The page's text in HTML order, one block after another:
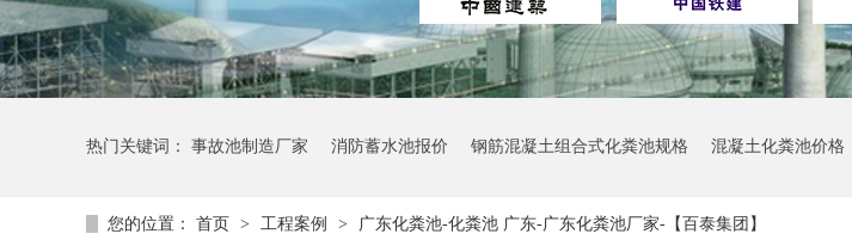
热门关键词： 事故池制造厂家 消防蓄水池报价 钢筋混凝土组合式化粪池规格 混凝土化粪池价格
您的位置： 首页 > 工程案例 > 广东化粪池-化粪池 广东-广东化粪池厂家-【百泰集团】